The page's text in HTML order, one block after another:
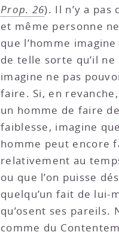
Prop. 26). Il n’y a
et même personne
que l’homme
de telle sorte qu’il
imagine ne pas
faire. Si, en
un homme de faire
faiblesse, imagine
homme peut encore
relativement au
ou que l’on puisse
quelqu’un fait de lui-
qu’osent ses pareils.
comme du